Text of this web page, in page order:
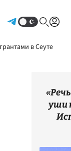
в Сеуте
уши